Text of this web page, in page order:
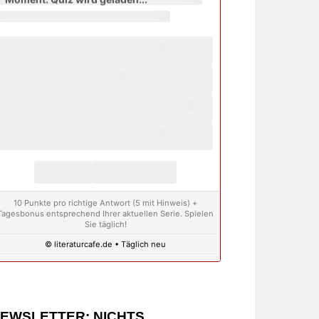
10 Punkte pro richtige Antwort (5 mit Hinweis) +
entsprechend Ihrer aktuellen Serie. Spielen
Sie täglich!
© literaturcafe.de • Täglich neu